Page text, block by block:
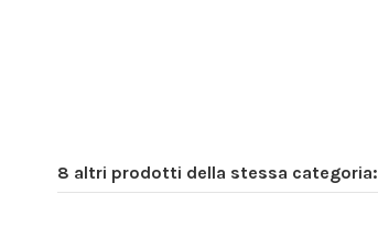
8 altri prodotti della stessa categoria: